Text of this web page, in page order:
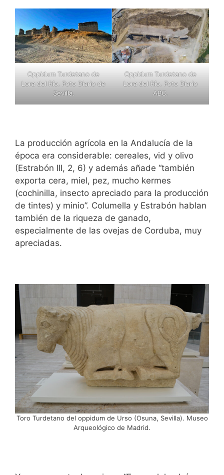
Oppidum Turdetano de
Lora del Río. Foto Diario de
Sevilla.
Oppidum Turdetano de
Lora del Río. Foto Diario
ABC.
La producción agrícola en la Andalucía de la
época era considerable: cereales, vid y olivo
(Estrabón III, 2, 6) y además añade “también
exporta cera, miel, pez, mucho kermes
(cochinilla, insecto apreciado para la producción
de tintes) y minio”. Columella y Estrabón hablan
también de la riqueza de ganado,
especialmente de las ovejas de Corduba, muy
apreciadas.
Toro Turdetano del oppidum de Urso (Osuna, Sevilla). Museo
Arqueológico de Madrid.